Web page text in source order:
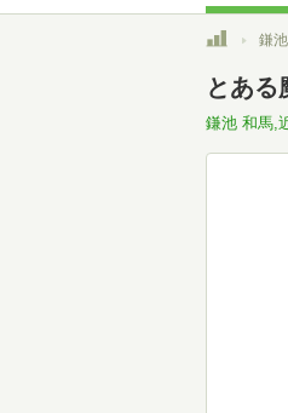
トップ
鎌
とある
鎌池 和馬,